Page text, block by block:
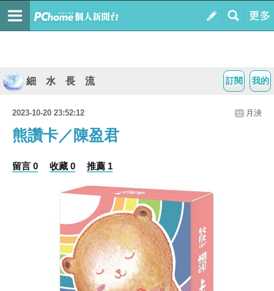
我的
訂閱
細 水 長 流
2023-10-20 23:52:12 月泱
熊讚卡／陳盈君
留言 0 收藏 0 推薦 1